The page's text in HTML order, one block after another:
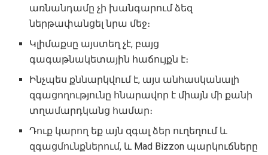
առնանդամը չի խանգարում ձեզ
ներթափանցել նրա մեջ։
Կլիմաքսը այստեղ չէ, բայց
գագաթնակետային հաճույքն է։
Ինչպես քննարկվում է, այս անհասկանալի
զգացողությունը հնարավոր է միայն մի քանի
տղամարդկանց համար։
Դուք կարող եք այն զգալ ձեր ուղեղում և
զգացմունքներում, և Mad Bizzon պարկուճները